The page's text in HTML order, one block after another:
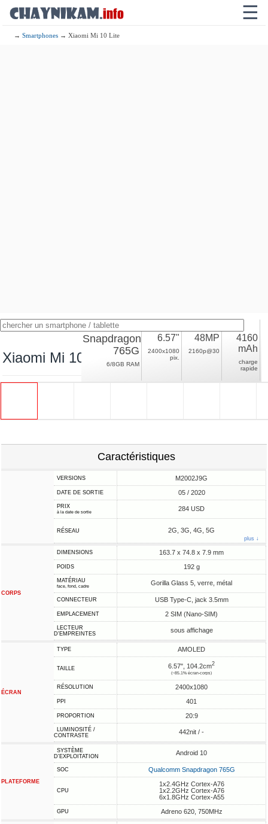
☰
→Smartphones → Xiaomi Mi 10 Lite
Xiaomi Mi 10 Lite
Snapdragon
765G
6/8GB RAM
6.57"
2400x1080
pix.
48MP
2160p@30
4160
mAh
charge
rapide
Caractéristiques
VERSIONS M2002J9G
DATE DE SORTIE 05 / 2020
PRIX
à la date de sortie 284 USD
RÉSEAU 2G, 3G, 4G, 5G
plus ↓
CORPS
DIMENSIONS 163.7 x 74.8 x 7.9 mm
POIDS 192 g
MATÉRIAU
face, fond, cadre Gorilla Glass 5, verre, métal
CONNECTEUR USB Type-C, jack 3.5mm
EMPLACEMENT 2 SIM (Nano-SIM)
LECTEUR
D'EMPREINTES
sous affichage
ÉCRAN
TYPE AMOLED
TAILLE 6.57", 104.2cm2
(~85.1% écran-corps)
RÉSOLUTION 2400x1080
PPI 401
PROPORTION 20:9
LUMINOSITÉ /
CONTRASTE
442nit / -
PLATEFORME
SYSTÈME
D'EXPLOITATION
Android 10
SOC Qualcomm Snapdragon 765G
CPU
1x2.4GHz Cortex-A76
1x2.2GHz Cortex-A76
6x1.8GHz Cortex-A55
GPU Adreno 620, 750MHz